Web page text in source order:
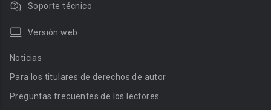
Soporte técnico
Versión web
Noticias
Para los titulares de derechos de autor
Preguntas frecuentes de los lectores